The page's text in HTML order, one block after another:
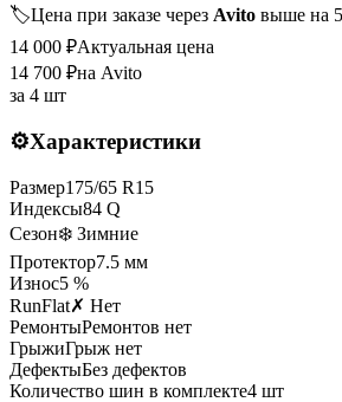
🏷️Цена при заказе через Avito выше на
14 000 ₽Актуальная цена
14 700 ₽на Avito
за 4 шт
⚙️Характеристики
Размер175/65 R15
Индексы84 Q
Сезон❄️ Зимние
Протектор7.5 мм
Износ5 %
RunFlat✗ Нет
РемонтыРемонтов нет
ГрыжиГрыж нет
ДефектыБез дефектов
Количество шин в комплекте4 шт